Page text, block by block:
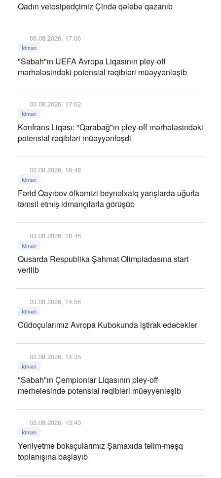
Qadın velosipedçimiz Çində qələbə qazanıb
03.08.2026, 17:06
İdman
"Sabah"ın UEFA Avropa Liqasının pley-off
mərhələsindəki potensial rəqibləri müəyyənləşib
03.08.2026, 17:02
İdman
Konfrans Liqası: "Qarabağ"ın pley-off mərhələsindəki
potensial rəqibləri müəyyənləşdi
03.08.2026, 16:48
İdman
Fərid Qayıbov ölkəmizi beynəlxalq yarışlarda uğurla
təmsil etmiş idmançılarla görüşüb
03.08.2026, 16:46
İdman
Qusarda Respublika Şahmat Olimpiadasına start
verilib
03.08.2026, 14:56
İdman
Cüdoçularımız Avropa Kubokunda iştirak edəcəklər
03.08.2026, 14:35
İdman
"Sabah"ın Çempionlar Liqasının pley-off
mərhələsində potensial rəqibləri müəyyənləşib
03.08.2026, 13:40
İdman
Yeniyetmə boksçularımız Şamaxıda təlim-məşq
toplanışına başlayıb